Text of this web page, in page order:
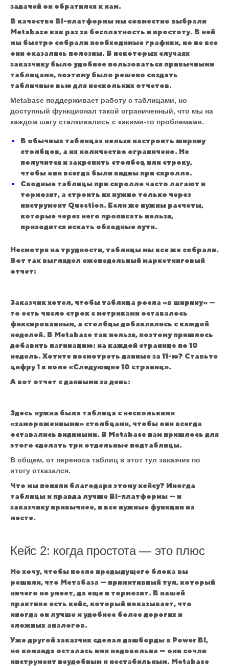
задачей он обратился к нам.
В качестве BI-платформы мы совместно выбрали
Metabase как раз за бесплатность и простоту. В ней
мы быстро собрали необходимые графики, но не все
они оказались полезны. В некоторых случаях
заказчику было удобнее пользоваться привычными
таблицами, поэтому было решено создать
табличные вью для нескольких отчетов.
Metabase поддерживает работу с таблицами, но
доступный функционал такой ограниченный, что мы на
каждом шагу сталкивались с какими-то проблемами.
В обычных таблицах нельзя настроить ширину
столбцов, а их количество ограничено. Не
получится и закрепить столбец или строку,
чтобы они всегда были видны при скролле.
Сводные таблицы при скролле часто лагают и
тормозят, а строить их нужно только через
инструмент Question. Если же нужны расчеты,
которые через него прописать нельзя,
приходится искать обходные пути.
Несмотря на трудности, таблицы мы все же собрали.
Вот так выглядел еженедельный маркетинговый
отчет:
Заказчик хотел, чтобы таблица росла «в ширину» —
то есть число строк с метриками оставалось
фиксированным, а столбцы добавлялись с каждой
неделей. В Metabase так нельзя, поэтому пришлось
добавить пагинацию: на каждой странице по 10
недель. Хотите посмотреть данные за 11-ю? Ставьте
цифру 1 в поле «Следующие 10 страниц».
А вот отчет с данными за день:
Здесь нужна была таблица с несколькими
«замороженными» столбцами, чтобы они всегда
оставались видимыми. В Metabase нам пришлось для
этого сделать три отдельные подтаблицы.
В общем, от переноса таблиц в этот тул заказчик по
итогу отказался.
Что мы поняли благодаря этому кейсу? Иногда
таблицы и правда лучше BI-платформы — и
заказчику привычнее, и все нужные функции на
месте.
Кейс 2: когда простота — это плюс
Не хочу, чтобы после предыдущего блока вы
решили, что Метабаза — примитивный тул, который
ничего не умеет, да еще и тормозит. В нашей
практике есть кейс, который показывает, что
иногда он лучше и удобнее более дорогих и
сложных аналогов.
Уже другой заказчик сделал дашборды в Power BI,
но команда осталась ими недовольна — они сочли
инструмент неудобным и нестабильным. Metabase